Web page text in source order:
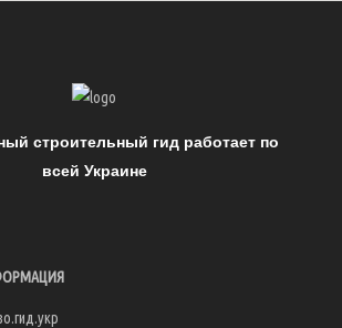
строительный гид работает по
всей Украине